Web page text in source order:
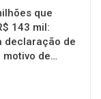
que
143 mil:
declaração de
motivo de…